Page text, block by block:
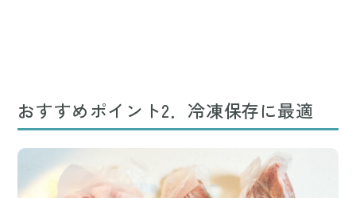
おすすめポイント2．冷凍保存に最適